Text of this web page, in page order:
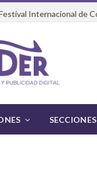
SECCIONES